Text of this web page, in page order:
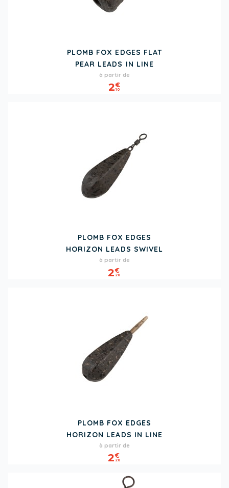
PLOMB FOX EDGES FLAT
PEAR LEADS IN LINE
Prix
à partir de
2€
10
PLOMB FOX EDGES
HORIZON LEADS SWIVEL
Prix
à partir de
2€
20
PLOMB FOX EDGES
HORIZON LEADS IN LINE
Prix
à partir de
2€
20